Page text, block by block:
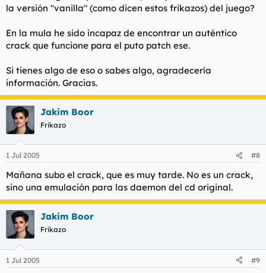
la versión "vanilla" (como dicen estos frikazos) del juego?
En la mula he sido incapaz de encontrar un auténtico
crack que funcione para el puto patch ese.
Si tienes algo de eso o sabes algo, agradecería
información. Gracias.
Jakim Boor
Frikazo
1 Jul 2005 #8
Mañana subo el crack, que es muy tarde. No es un crack,
sino una emulación para las daemon del cd original.
Jakim Boor
Frikazo
1 Jul 2005 #9